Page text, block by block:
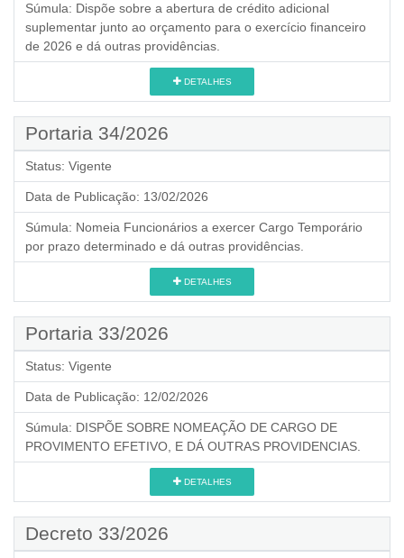
Súmula: Dispõe sobre a abertura de crédito adicional
suplementar junto ao orçamento para o exercício financeiro
de 2026 e dá outras providências.
DETALHES
Portaria 34/2026
Status: Vigente
Data de Publicação: 13/02/2026
Súmula: Nomeia Funcionários a exercer Cargo Temporário
por prazo determinado e dá outras providências.
DETALHES
Portaria 33/2026
Status: Vigente
Data de Publicação: 12/02/2026
Súmula: DISPÕE SOBRE NOMEAÇÃO DE CARGO DE
PROVIMENTO EFETIVO, E DÁ OUTRAS PROVIDENCIAS.
DETALHES
Decreto 33/2026